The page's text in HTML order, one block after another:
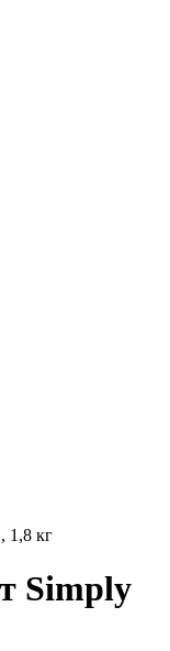
1,8 кг
Simply